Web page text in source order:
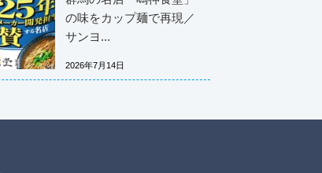
の味をカップ麺で再現／
サンヨ...
2026年7月14日